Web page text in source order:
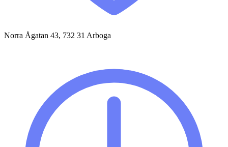
Norra Ågatan 43, 732 31 Arboga